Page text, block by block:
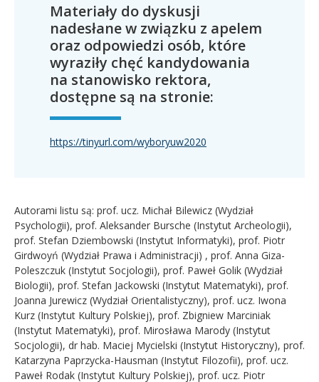
Materiały do dyskusji
nadesłane w związku z apelem
oraz odpowiedzi osób, które
wyraziły chęć kandydowania
na stanowisko rektora,
dostępne są na stronie:
https://tinyurl.com/wyboryuw2020
Autorami listu są: prof. ucz. Michał Bilewicz (Wydział
Psychologii), prof. Aleksander Bursche (Instytut Archeologii),
prof. Stefan Dziembowski (Instytut Informatyki), prof. Piotr
Girdwoyń (Wydział Prawa i Administracji) , prof. Anna Giza-
Poleszczuk (Instytut Socjologii), prof. Paweł Golik (Wydział
Biologii), prof. Stefan Jackowski (Instytut Matematyki), prof.
Joanna Jurewicz (Wydział Orientalistyczny), prof. ucz. Iwona
Kurz (Instytut Kultury Polskiej), prof. Zbigniew Marciniak
(Instytut Matematyki), prof. Mirosława Marody (Instytut
Socjologii), dr hab. Maciej Mycielski (Instytut Historyczny), prof.
Katarzyna Paprzycka-Hausman (Instytut Filozofii), prof. ucz.
Paweł Rodak (Instytut Kultury Polskiej), prof. ucz. Piotr